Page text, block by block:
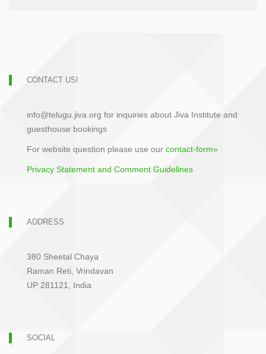
CONTACT US!
info@telugu.jiva.org for inquiries about Jiva Institute and
guesthouse bookings
For website question please use our contact-form»
Privacy Statement and Comment Guidelines
ADDRESS
380 Sheetal Chaya
Raman Reti, Vrindavan
UP 281121, India
SOCIAL